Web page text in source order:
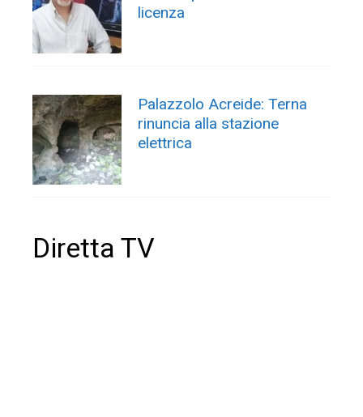
licenza
Palazzolo Acreide: Terna
rinuncia alla stazione
elettrica
Diretta TV